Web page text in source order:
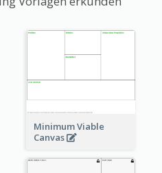
Minimum Viable
Canvas